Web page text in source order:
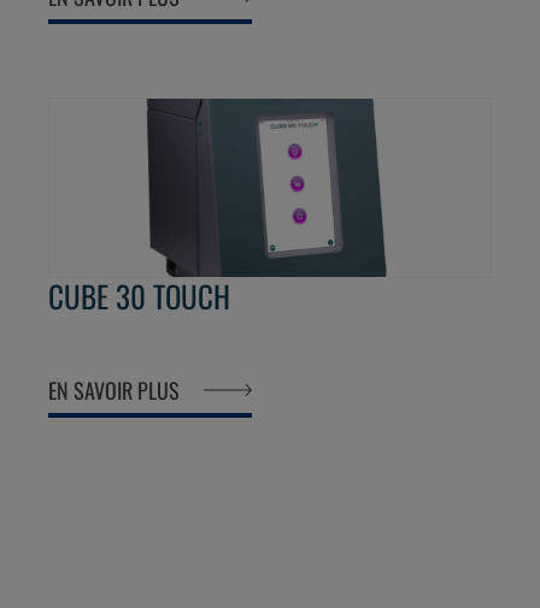
CUBE 30 TOUCH
EN SAVOIR PLUS